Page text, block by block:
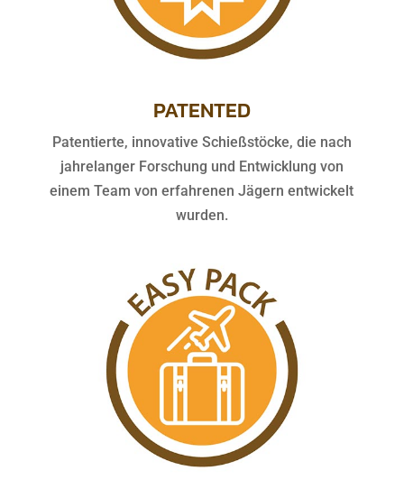
PATENTED
Patentierte, innovative Schießstöcke, die nach
jahrelanger Forschung und Entwicklung von
einem Team von erfahrenen Jägern entwickelt
wurden.